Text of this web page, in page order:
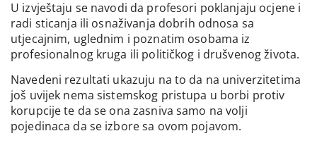
U izvještaju se navodi da profesori poklanjaju ocjene i
radi sticanja ili osnaživanja dobrih odnosa sa
utjecajnim, uglednim i poznatim osobama iz
profesionalnog kruga ili političkog i drušvenog života.
Navedeni rezultati ukazuju na to da na univerzitetima
još uvijek nema sistemskog pristupa u borbi protiv
korupcije te da se ona zasniva samo na volji
pojedinaca da se izbore sa ovom pojavom.